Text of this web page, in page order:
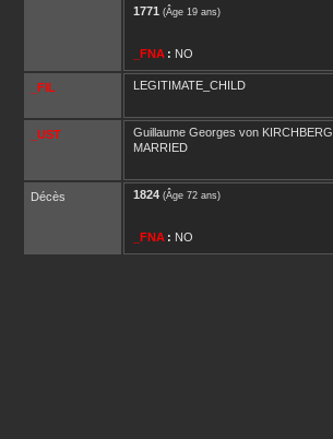
1771 (Âge 19 ans)
_FNA : NO
_FIL LEGITIMATE_CHILD
_UST Guillaume Georges von KIRCHBERG
MARRIED
Décès 1824 (Âge 72 ans)
_FNA : NO